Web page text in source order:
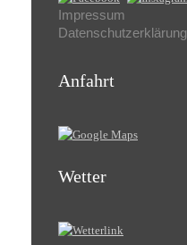
Impressum
Datenschutzerklärung
Anfahrt
Wetter